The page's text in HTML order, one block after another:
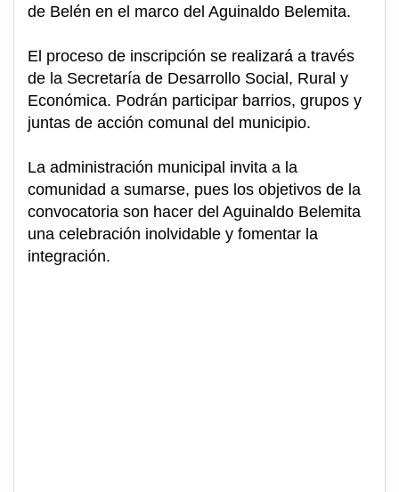
de Belén en el marco del Aguinaldo Belemita.
El proceso de inscripción se realizará a través
de la Secretaría de Desarrollo Social, Rural y
Económica. Podrán participar barrios, grupos y
juntas de acción comunal del municipio.
La administración municipal invita a la
comunidad a sumarse, pues los objetivos de la
convocatoria son hacer del Aguinaldo Belemita
una celebración inolvidable y fomentar la
integración.